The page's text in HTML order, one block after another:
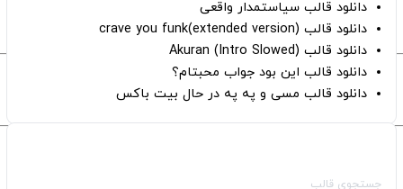
دانلود قالب سیاستمدار واقعی
دانلود قالب crave you funk(extended version)
دانلود قالب (Intro Slowed) Akuran
دانلود قالب این بود جواب محبتام؟
دانلود قالب مسی و په په در حال بیت باکس
جستجوی قالب